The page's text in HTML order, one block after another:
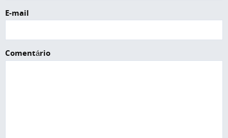
E-mail
Comentário